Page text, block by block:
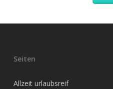
Seiten
Allzeit urlaubsreif